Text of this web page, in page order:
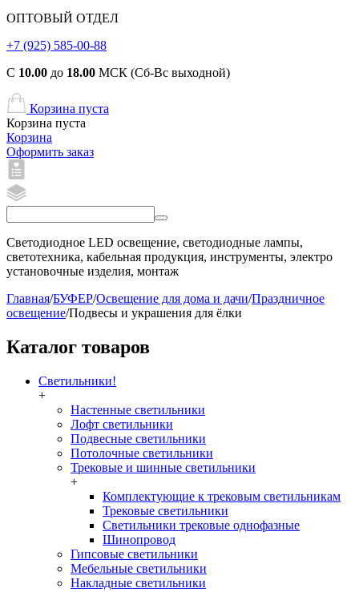
ОПТОВЫЙ ОТДЕЛ
+7 (925) 585-00-88
С 10.00 до 18.00 МСК (Сб-Вс выходной)
Корзина пуста
Корзина пуста
Корзина
Оформить заказ
Светодиодное LED освещение, светодиодные лампы,
светотехника, кабельная продукция, инструменты, электро
установочные изделия, монтаж
Главная/БУФЕР/Освещение для дома и дачи/Праздничное
освещение/Подвесы и украшения для ёлки
Каталог товаров
Светильники!
+
Настенные светильники
Лофт светильники
Подвесные светильники
Потолочные светильники
Трековые и шинные светильники
+
Комплектующие к трековым светильникам
Трековые светильники
Светильники трековые однофазные
Шинопровод
Гипсовые светильники
Мебельные светильники
Накладные светильники